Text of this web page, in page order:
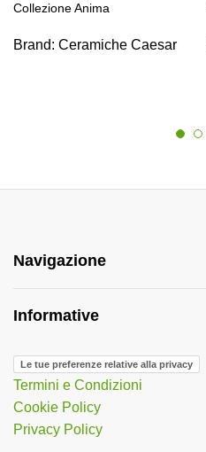
Collezione Anima
Brand: Ceramiche Caesar
Navigazione
Informative
Le tue preferenze relative alla privacy
Termini e Condizioni
Cookie Policy
Privacy Policy